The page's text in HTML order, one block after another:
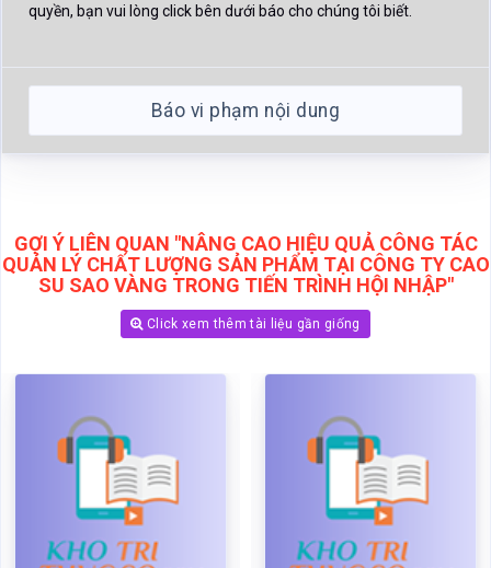
quyền, bạn vui lòng click bên dưới báo cho chúng tôi biết.
Báo vi phạm nội dung
GỢI Ý LIÊN QUAN "NÂNG CAO HIỆU QUẢ CÔNG TÁC
QUẢN LÝ CHẤT LƯỢNG SẢN PHẨM TẠI CÔNG TY CAO
SU SAO VÀNG TRONG TIẾN TRÌNH HỘI NHẬP"
Click xem thêm tài liệu gần giống